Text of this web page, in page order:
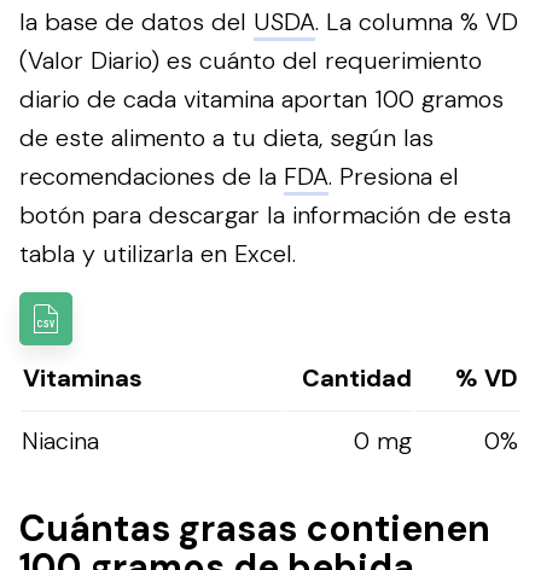
la base de datos del USDA. La columna % VD
(Valor Diario) es cuánto del requerimiento
diario de cada vitamina aportan 100 gramos
de este alimento a tu dieta, según las
recomendaciones de la FDA. Presiona el
botón para descargar la información de esta
tabla y utilizarla en Excel.
Vitaminas Cantidad
% VD
Niacina
0 mg 0%
Cuántas grasas contienen